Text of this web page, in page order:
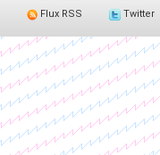
Flux RSS Twitter